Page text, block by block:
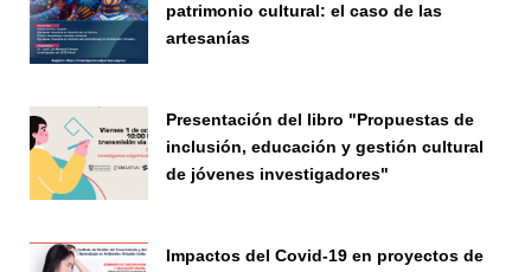
patrimonio cultural: el caso de las
artesanías
Presentación del libro "Propuestas de
inclusión, educación y gestión cultural
de jóvenes investigadores"
Impactos del Covid-19 en proyectos de